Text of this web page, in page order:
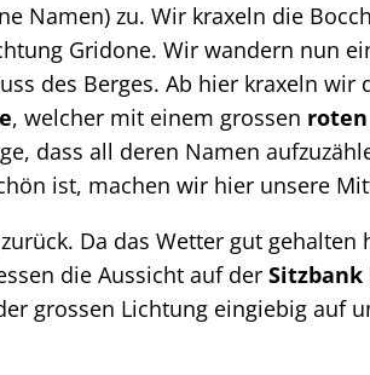
Namen) zu. Wir kraxeln die
Gridone. Wir wandern nun
des Berges. Ab hier kraxeln wir
, welcher mit einem grossen
dass all deren Namen
ist, machen wir hier unsere
Da das Wetter gut gehalten
die Aussicht auf der Sitzbank
grossen Lichtung eingiebig auf